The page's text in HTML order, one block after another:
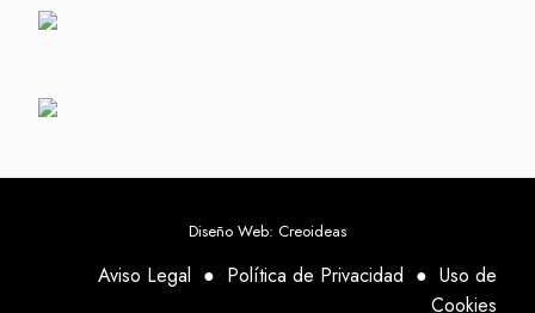
Diseño Web: Creoideas
Aviso Legal ● Política de Privacidad ● Uso de
Cookies